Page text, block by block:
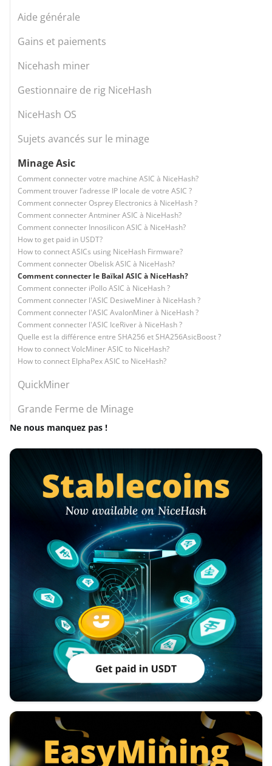
Aide générale
Gains et paiements
Nicehash miner
Gestionnaire de rig NiceHash
NiceHash OS
Sujets avancés sur le minage
Minage Asic
Comment connecter votre machine ASIC à NiceHash?
Comment trouver l’adresse IP locale de votre ASIC ?
Comment connecter Osprey Electronics à NiceHash ?
Comment connecter Antminer ASIC à NiceHash?
Comment connecter Innosilicon ASIC à NiceHash?
How to get paid in USDT?
How to connect ASICs using NiceHash Firmware?
Comment connecter Obelisk ASIC à NiceHash?
Comment connecter le Baïkal ASIC à NiceHash?
Comment connecter iPollo ASIC à NiceHash ?
Comment connecter l'ASIC DesiweMiner à NiceHash ?
Comment connecter l'ASIC AvalonMiner à NiceHash ?
Comment connecter l'ASIC IceRiver à NiceHash ?
Quelle est la différence entre SHA256 et SHA256AsicBoost ?
How to connect VolcMiner ASIC to NiceHash?
How to connect ElphaPex ASIC to NiceHash?
QuickMiner
Grande Ferme de Minage
Ne nous manquez pas !